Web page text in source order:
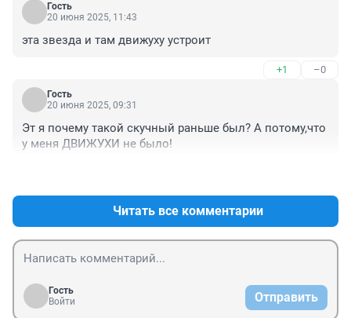
Гость
20 июня 2025, 11:43
эта звезда и там движуху устроит
+1 –0
Гость
20 июня 2025, 09:31
Эт я почему такой скучный раньше был? А потому,что
у меня ДВИЖУХИ не было!
Читать все комментарии
Гость
Войти
Отправить